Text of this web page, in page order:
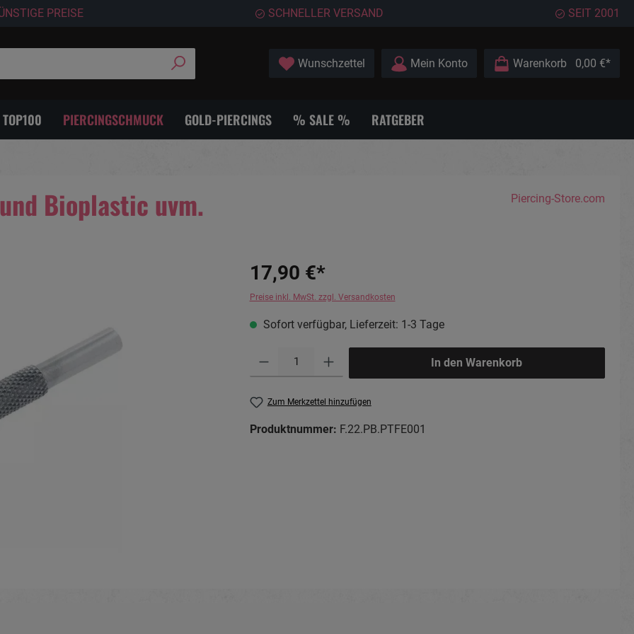
PREISE SCHNELLER VERSAND SEIT 2001
Wunschzettel Mein Konto Warenkorb 0,00 €*
PIERCINGSCHMUCK GOLD-PIERCINGS % SALE % RATGEBER
Bioplastic uvm. Piercing-Store.com
17,90 €*
Preise inkl. MwSt. zzgl. Versandkosten
Sofort verfügbar, Lieferzeit: 1-3 Tage
In den Warenkorb
Zum Merkzettel hinzufügen
Produktnummer: F.22.PB.PTFE001